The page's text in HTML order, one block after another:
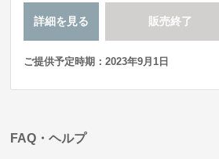
詳細を見る 販売終了
ご提供予定時期：2023年9月1日
FAQ・ヘルプ